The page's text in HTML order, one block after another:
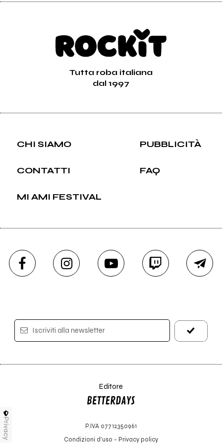
Tutta roba italiana
dal 1997
CHI SIAMO PUBBLICITÀ
CONTATTI FAQ
MI AMI FESTIVAL
Iscriviti alla newsletter
Editore
P.IVA 07712350961
Condizioni d'uso - Privacy policy
Privacy